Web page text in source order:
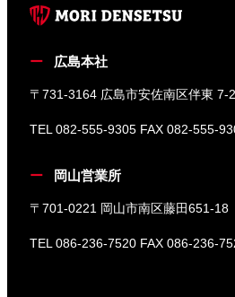
広島本社
〒731-3164 広島市安佐南区伴東 7-
TEL 082-555-9305 FAX 082-555-
岡山営業所
〒701-0221 岡山市南区藤田651-18
TEL 086-236-7520 FAX 086-236-